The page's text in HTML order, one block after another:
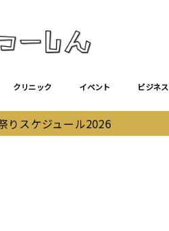
クリニック イベント ビジネス
りスケジュール2026